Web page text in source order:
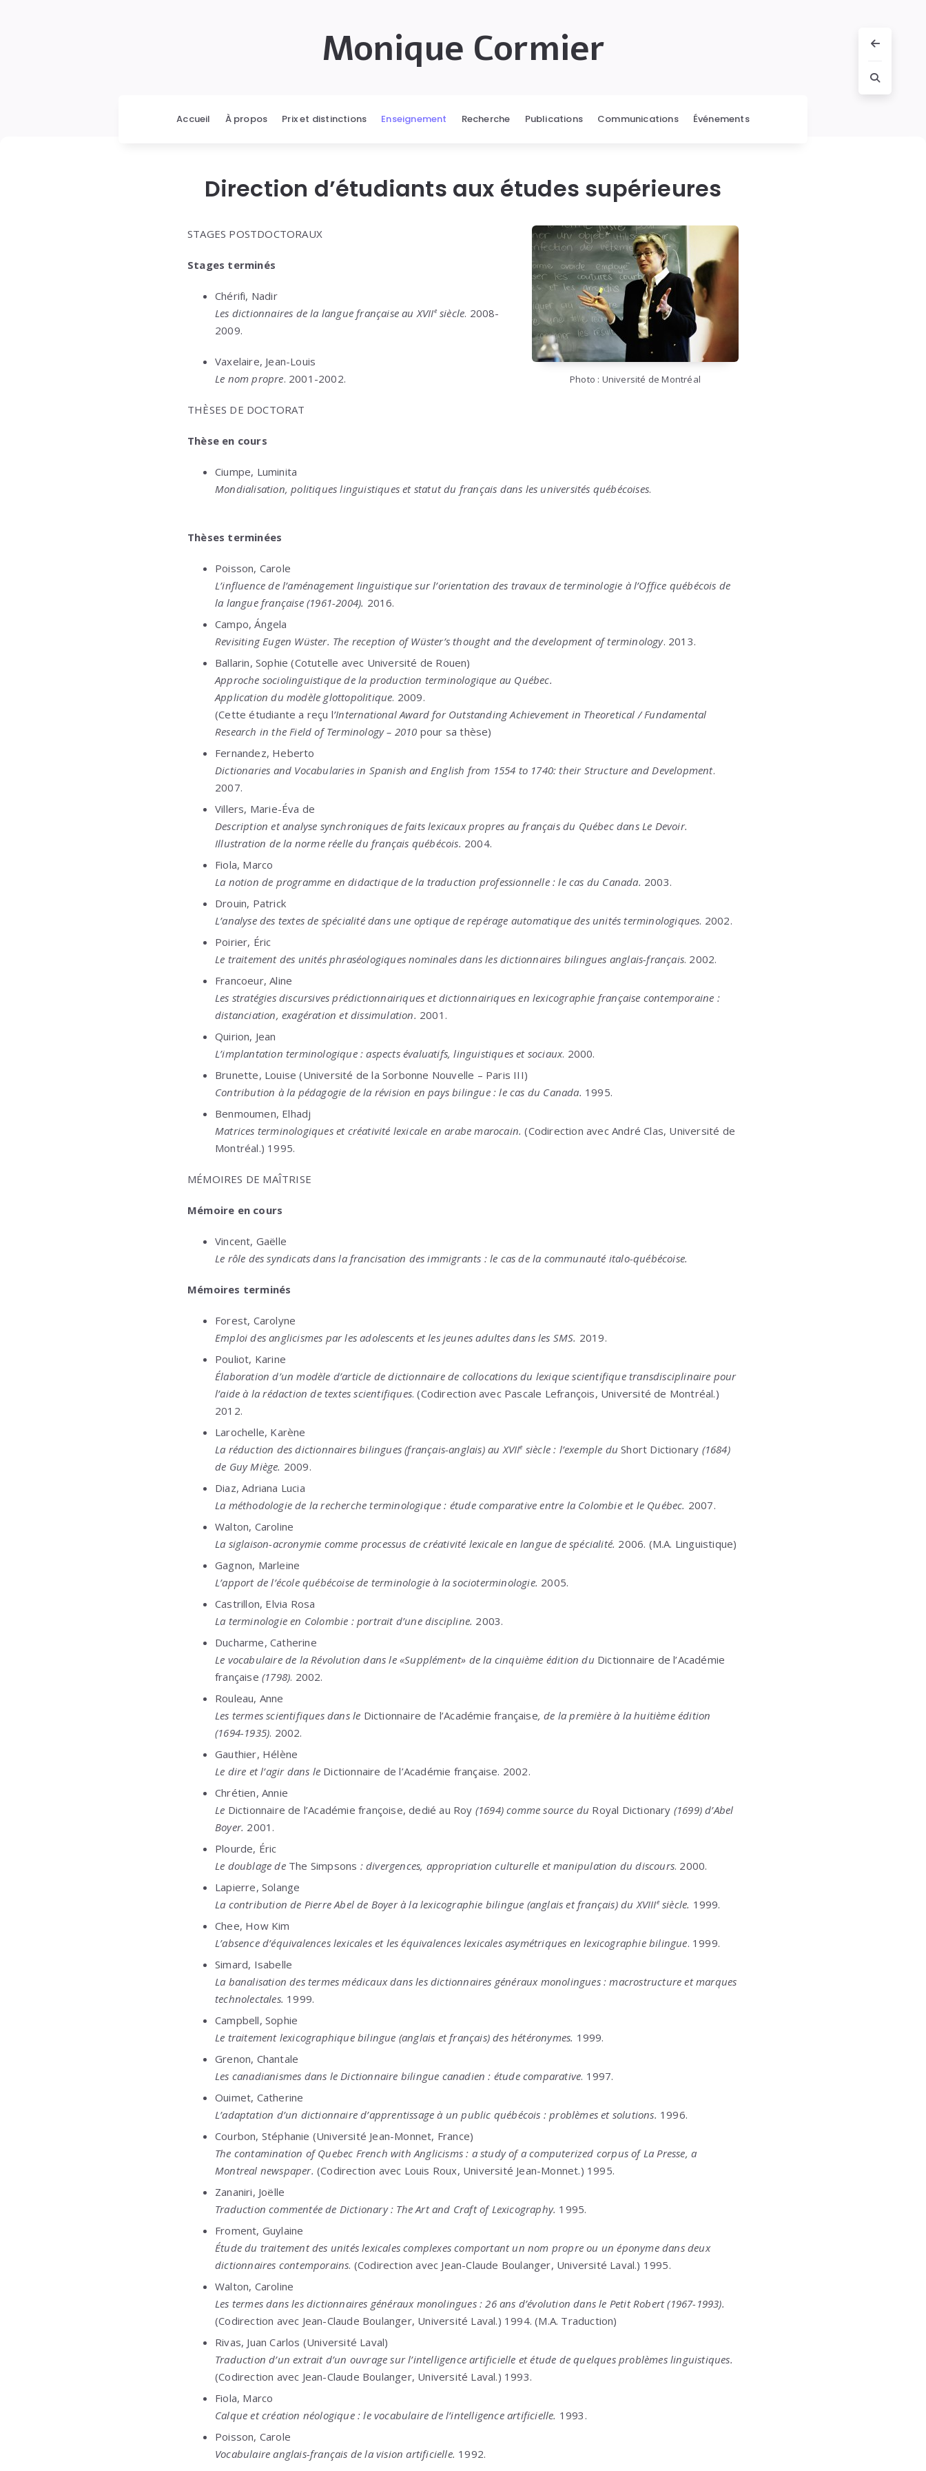
Monique Cormier
Accueil À propos Prix et distinctions Enseignement Recherche Publications Communications Événements
Direction d’étudiants aux études supérieures
Photo : Université de Montréal
STAGES POSTDOCTORAUX
Stages terminés
Chérifi, Nadir
Les dictionnaires de la langue française au XVIIesiècle. 2008-
2009.
Vaxelaire, Jean-Louis
Le nom propre. 2001-2002.
THÈSES DE DOCTORAT
Thèse en cours
Ciumpe, Luminita
Mondialisation, politiques linguistiques et statut du français dans les universités québécoises.
Thèses terminées
Poisson, Carole
L’influence de l’aménagement linguistique sur l’orientation des travaux de terminologie à l’Office québécois de
la langue française (1961-2004). 2016.
Campo, Ángela
Revisiting Eugen Wüster. The reception of Wüster’s thought and the development of terminology. 2013.
Ballarin, Sophie (Cotutelle avec Université de Rouen)
Approche sociolinguistique de la production terminologique au Québec.
Application du modèle glottopolitique. 2009.
(Cette étudiante a reçu l’International Award for Outstanding Achievement in Theoretical / Fundamental
Research in the Field of Terminology – 2010 pour sa thèse)
Fernandez, Heberto
Dictionaries and Vocabularies in Spanish and English from 1554 to 1740: their Structure and Development.
2007.
Villers, Marie-Éva de
Description et analyse synchroniques de faits lexicaux propres au français du Québec dansLe Devoir.
Illustration de la norme réelle du français québécois. 2004.
Fiola, Marco
La notion de programme en didactique de la traduction professionnelle : le cas du Canada. 2003.
Drouin, Patrick
L’analyse des textes de spécialité dans une optique de repérage automatique des unités terminologiques. 2002.
Poirier, Éric
Le traitement des unités phraséologiques nominales dans les dictionnaires bilingues anglais-français. 2002.
Francoeur, Aline
Les stratégies discursives prédictionnairiques et dictionnairiques en lexicographie française contemporaine :
distanciation, exagération et dissimulation. 2001.
Quirion, Jean
L’implantation terminologique : aspects évaluatifs, linguistiques et sociaux. 2000.
Brunette, Louise (Université de la Sorbonne Nouvelle – Paris III)
Contribution à la pédagogie de la révision en pays bilingue : le cas du Canada. 1995.
Benmoumen, Elhadj
Matrices terminologiques et créativité lexicale en arabe marocain.(Codirection avec André Clas, Université de
Montréal.) 1995.
MÉMOIRES DE MAÎTRISE
Mémoire en cours
Vincent, Gaëlle
Le rôle des syndicats dans la francisation des immigrants : le cas de la communauté italo-québécoise.
Mémoires terminés
Forest, Carolyne
Emploi des anglicismes par les adolescents et les jeunes adultes dans les SMS. 2019.
Pouliot, Karine
Élaboration d’un modèle d’article de dictionnaire de collocations du lexique scientifique transdisciplinaire pour
l’aide à la rédaction de textes scientifiques. (Codirection avec Pascale Lefrançois, Université de Montréal.)
2012.
Larochelle, Karène
La réduction des dictionnaires bilingues (français-anglais) au XVIIe siècle : l’exemple duShort Dictionary (1684)
de Guy Miège. 2009.
Diaz, Adriana Lucia
La méthodologie de la recherche terminologique : étude comparative entre la Colombie et le Québec. 2007.
Walton, Caroline
La siglaison-acronymie comme processus de créativité lexicale en langue de spécialité. 2006. (M.A. Linguistique)
Gagnon, Marleine
L’apport de l’école québécoise de terminologie à la socioterminologie. 2005.
Castrillon, Elvia Rosa
La terminologie en Colombie : portrait d’une discipline. 2003.
Ducharme, Catherine
Le vocabulaire de la Révolution dans le «Supplément» de la cinquième édition du Dictionnaire de l’Académie
française (1798). 2002.
Rouleau, Anne
Les termes scientifiques dans le Dictionnaire de l’Académie française, de la première à la huitième édition
(1694-1935). 2002.
Gauthier, Hélène
Le dire et l’agir dans le Dictionnaire de l’Académie française. 2002.
Chrétien, Annie
Le Dictionnaire de l’Académie françoise, dedié au Roy (1694) comme source du Royal Dictionary (1699) d’Abel
Boyer. 2001.
Plourde, Éric
Le doublage de The Simpsons : divergences, appropriation culturelle et manipulation du discours. 2000.
Lapierre, Solange
La contribution de Pierre Abel de Boyer à la lexicographie bilingue (anglais et français) du XVIIIesiècle. 1999.
Chee, How Kim
L’absence d’équivalences lexicales et les équivalences lexicales asymétriques en lexicographie bilingue. 1999.
Simard, Isabelle
La banalisation des termes médicaux dans les dictionnaires généraux monolingues : macrostructure et marques
technolectales. 1999.
Campbell, Sophie
Le traitement lexicographique bilingue (anglais et français) des hétéronymes. 1999.
Grenon, Chantale
Les canadianismes dans le Dictionnaire bilingue canadien : étude comparative. 1997.
Ouimet, Catherine
L’adaptation d’un dictionnaire d’apprentissage à un public québécois : problèmes et solutions. 1996.
Courbon, Stéphanie (Université Jean-Monnet, France)
The contamination of Quebec French with Anglicisms : a study of a computerized corpus of La Presse, a
Montreal newspaper. (Codirection avec Louis Roux, Université Jean-Monnet.) 1995.
Zananiri, Joëlle
Traduction commentée de Dictionary : The Art and Craft of Lexicography. 1995.
Froment, Guylaine
Étude du traitement des unités lexicales complexes comportant un nom propre ou un éponyme dans deux
dictionnaires contemporains. (Codirection avec Jean-Claude Boulanger, Université Laval.) 1995.
Walton, Caroline
Les termes dans les dictionnaires généraux monolingues : 26 ans d’évolution dans le Petit Robert(1967-1993).
(Codirection avec Jean-Claude Boulanger, Université Laval.) 1994. (M.A. Traduction)
Rivas, Juan Carlos (Université Laval)
Traduction d’un extrait d’un ouvrage sur l’intelligence artificielle et étude de quelques problèmes linguistiques.
(Codirection avec Jean-Claude Boulanger, Université Laval.) 1993.
Fiola, Marco
Calque et création néologique : le vocabulaire de l’intelligence artificielle. 1993.
Poisson, Carole
Vocabulaire anglais-français de la vision artificielle. 1992.